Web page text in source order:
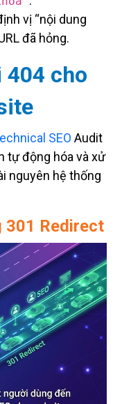
vị “nội dung
đã hỏng.
cho
tự động hóa và xử
nguyên hệ thống